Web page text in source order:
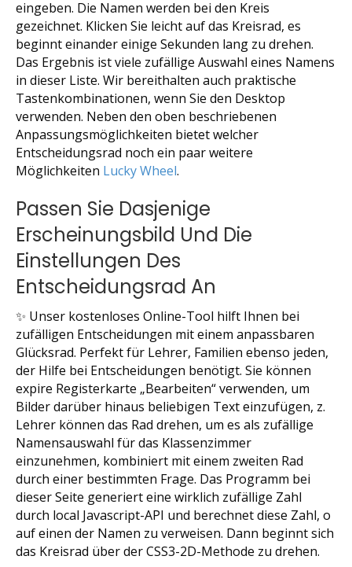
eingeben. Die Namen werden bei den Kreis
gezeichnet. Klicken Sie leicht auf das Kreisrad, es
beginnt einander einige Sekunden lang zu drehen.
Das Ergebnis ist viele zufällige Auswahl eines Namens
in dieser Liste. Wir bereithalten auch praktische
Tastenkombinationen, wenn Sie den Desktop
verwenden. Neben den oben beschriebenen
Anpassungsmöglichkeiten bietet welcher
Entscheidungsrad noch ein paar weitere
Möglichkeiten Lucky Wheel.
Passen Sie Dasjenige
Erscheinungsbild Und Die
Einstellungen Des
Entscheidungsrad An
✨ Unser kostenloses Online-Tool hilft Ihnen bei
zufälligen Entscheidungen mit einem anpassbaren
Glücksrad. Perfekt für Lehrer, Familien ebenso jeden,
der Hilfe bei Entscheidungen benötigt. Sie können
expire Registerkarte „Bearbeiten“ verwenden, um
Bilder darüber hinaus beliebigen Text einzufügen, z.
Lehrer können das Rad drehen, um es als zufällige
Namensauswahl für das Klassenzimmer
einzunehmen, kombiniert mit einem zweiten Rad
durch einer bestimmten Frage. Das Programm bei
dieser Seite generiert eine wirklich zufällige Zahl
durch local Javascript-API und berechnet diese Zahl, o
auf einen der Namen zu verweisen. Dann beginnt sich
das Kreisrad über der CSS3-2D-Methode zu drehen.